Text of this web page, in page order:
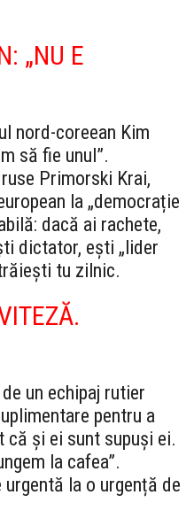
„NU E
nord-coreean Kim
să fie unul”.
Primorski Krai,
la „democrație
dacă ai rachete,
dictator, ești „lider
tu zilnic.
un echipaj rutier
pentru a
că și ei sunt supuși ei.
la cafea”.
la o urgență de